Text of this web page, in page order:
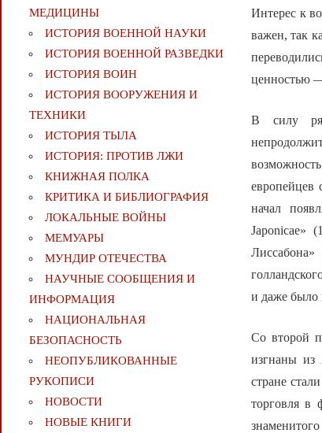
Интерес к
важен, так
ценностью —
В силу
европейцев
начал
Japonicae»
и даже было
Со второй
изгнаны из
стране
торговля в
МЕДИЦИНЫ
ИСТОРИЯ ВОЕННОЙ НАУКИ
ИСТОРИЯ ВОЕННОЙ РАЗВЕДКИ
ИСТОРИЯ ВОИН
ИСТОРИЯ ВООРУЖЕНИЯ И
ТЕХНИКИ
ИСТОРИЯ ТЫЛА
ИСТОРИЯ: ПРОТИВ ЛЖИ
КНИЖНАЯ ПОЛКА
КРИТИКА И БИБЛИОГРАФИЯ
ЛОКАЛЬНЫЕ ВОЙНЫ
МЕМУАРЫ
МУНДИР ОТЕЧЕСТВА
НАУЧНЫЕ СООБЩЕНИЯ И
ИНФОРМАЦИЯ
НАЦИОНАЛЬНАЯ
БЕЗОПАСНОСТЬ
НЕОПУБЛИКОВАННЫЕ
РУКОПИСИ
НОВОСТИ
НОВЫЕ КНИГИ